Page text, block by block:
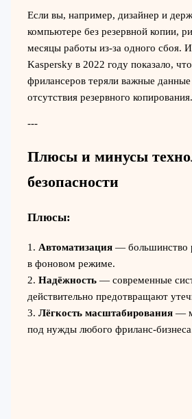
Если вы, например, дизайнер и
компьютере без резервной копии,
месяцы работы из-за одного сбоя.
Kaspersky в 2022 году показало,
фрилансеров теряли важные
отсутствия резервного копирования.
---
Плюсы и минусы
безопасности
Плюсы:
1. Автоматизация— большинство
в фоновом режиме.
2. Надёжность— современные
действительно предотвращают
3. Лёгкость масштабирования—
под нужды любого фриланс-